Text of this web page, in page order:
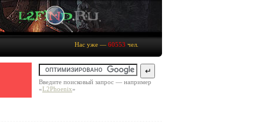
Нас уже — 60553 чел.
Введите поисковый запрос — например
«L2Phoenix»